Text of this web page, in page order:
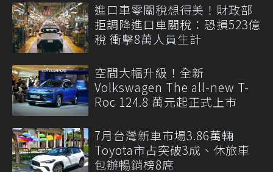
進口車零關稅想得美！財政部
拒調降進口車關稅：恐損523億
稅 衝擊8萬人員生計
空間大幅升級！全新
Volkswagen The all-new T-
Roc 124.8 萬元起正式上市
7月台灣新車市場3.86萬輛
Toyota市占突破3成、休旅車
包辦暢銷榜8席